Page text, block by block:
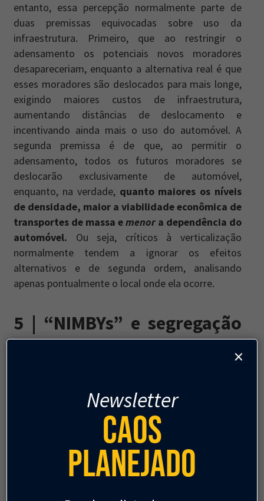
entanto, essa percepção normalmente parte de
duas premissas equivocadas sobre uso da
infraestrutura. Primeiro, que ao restringir o
adensamento os potenciais novos moradores
desapareceriam, enquanto a alternativa real é que
esses moradores são deslocados para mais longe,
exigindo maiores custos de infraestrutura,
aumentando distâncias de deslocamento e
incentivando ainda mais o uso do automóvel. A
segunda premissa é de que, ao permitir o
adensamento, todos os futuros moradores se
deslocarão exclusivamente de automóvel,
enquanto, na verdade, quanto maiores os níveis
de densidade, maior a viabilidade econômica de
transportes de massa emenora dependência do
automóvel. Ou seja, críticos à verticalização
normalmente tendem a ignorar os efeitos
alternativos e de segunda ordem, analisando
apenas pontualmente o local onde ela ocorre.
5 | “NIMBYs” e segregação
Newsletter
Caos
Planejado
×